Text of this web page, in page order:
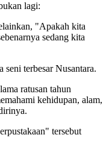
lagi:
"Apakah kita
sedang kita
terbesar Nusantara.
ratusan tahun
kehidupan, alam,
tersebut